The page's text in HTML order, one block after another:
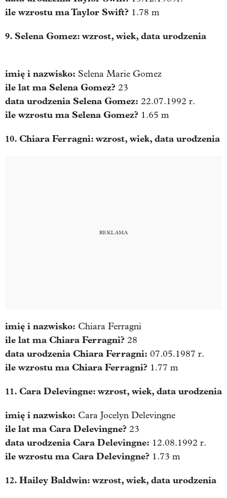
ile wzrostu maTaylor Swift? 1.78 m
9. Selena Gomez: wzrost, wiek, data urodzenia
imię i nazwisko: Selena Marie Gomez
ile lat ma Selena Gomez? 23
data urodzenia Selena Gomez: 22.07.1992 r.
ile wzrostu ma Selena Gomez? 1.65 m
10. Chiara Ferragni: wzrost, wiek, data urodzenia
imię i nazwisko: Chiara Ferragni
ile lat ma Chiara Ferragni? 28
data urodzenia Chiara Ferragni: 07.05.1987 r.
ile wzrostu ma Chiara Ferragni? 1.77 m
11. Cara Delevingne: wzrost, wiek, data urodzenia
imię i nazwisko: Cara Jocelyn Delevingne
ile lat ma Cara Delevingne? 23
data urodzenia Cara Delevingne: 12.08.1992 r.
ile wzrostu ma Cara Delevingne? 1.73 m
12. Hailey Baldwin: wzrost, wiek, data urodzenia